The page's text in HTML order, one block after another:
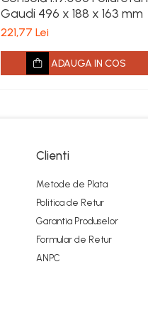
Gaudi 496 x 188 x 163 mm
221,77 Lei
ADAUGA IN COS
Clienti
Metode de Plata
Politica de Retur
Garantia Produselor
Formular de Retur
ANPC